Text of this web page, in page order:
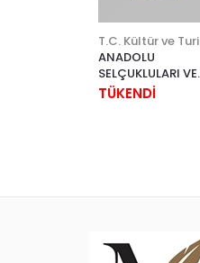
ANADOLU
SELÇUKLULARI VE
BEYLİKLER DÖNEMİ
TÜKENDİ